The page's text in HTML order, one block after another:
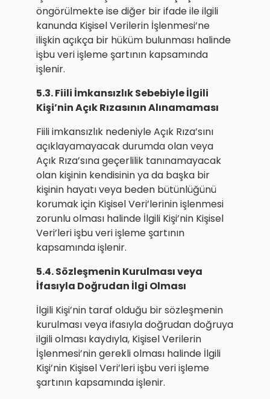
öngörülmekte ise diğer bir ifade ile ilgili
kanunda Kişisel Verilerin İşlenmesi’ne
ilişkin açıkça bir hüküm bulunması halinde
işbu veri işleme şartının kapsamında
işlenir.
5.3. Fiili İmkansızlık Sebebiyle İlgili
Kişi’nin Açık Rızasının Alınamaması
Fiili imkansızlık nedeniyle Açık Rıza’sını
açıklayamayacak durumda olan veya
Açık Rıza’sına geçerlilik tanınamayacak
olan kişinin kendisinin ya da başka bir
kişinin hayatı veya beden bütünlüğünü
korumak için Kişisel Veri’lerinin işlenmesi
zorunlu olması halinde İlgili Kişi’nin Kişisel
Veri’leri işbu veri işleme şartının
kapsamında işlenir.
5.4. Sözleşmenin Kurulması veya
İfasıyla Doğrudan İlgi Olması
İlgili Kişi’nin taraf olduğu bir sözleşmenin
kurulması veya ifasıyla doğrudan doğruya
ilgili olması kaydıyla, Kişisel Verilerin
İşlenmesi’nin gerekli olması halinde İlgili
Kişi’nin Kişisel Veri’leri işbu veri işleme
şartının kapsamında işlenir.